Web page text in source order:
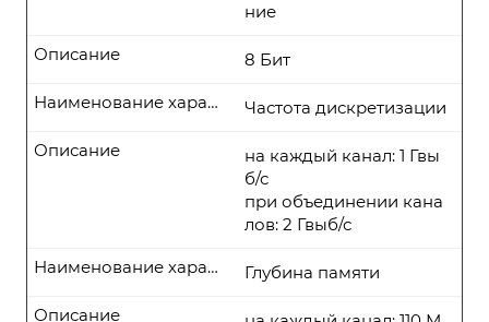
ние
8 Бит
Описание
Частота дискретизации
Наименование характеристики
на каждый канал: 1 Гвы
б/с
при объединении кана
лов: 2 Гвыб/с
Описание
Глубина памяти
Наименование характеристики
Описание